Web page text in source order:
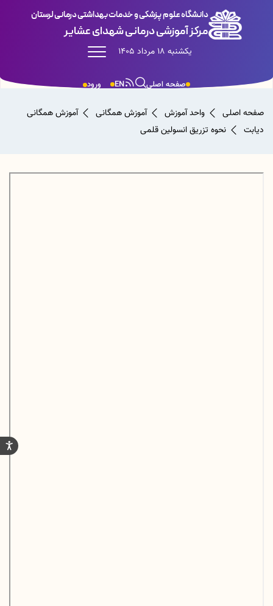
دانشگاه علوم پزشکی و خدمات بهداشتی درمانی لرستان
مرکز آموزشی درمانی شهدای عشایر
یکشنبه 18 مرداد 1405
ورود EN صفحه اصلی
صفحه اصلی واحد آموزش آموزش همگانی
آموزش همگانی
دیابت
نحوه تزریق انسولین قلمی